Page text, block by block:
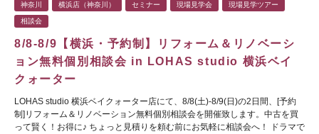
神奈川 横浜店（神奈川） セミナー 現場見学会 現場見学ツアー
相談会
8/8-8/9【横浜・予約制】リフォーム＆リノベーシ
ョン無料個別相談会 in LOHAS studio 横浜ベイ
クォーター
LOHAS studio 横浜ベイクォーター店にて、8/8(土)-8/9(日)の2日間、[予約
制]リフォーム＆リノベーション無料個別相談会を開催致します。中古を買
って賢く！お得に♪ ちょっと見積りを頼む前にお気軽に相談会へ！ ドラマで